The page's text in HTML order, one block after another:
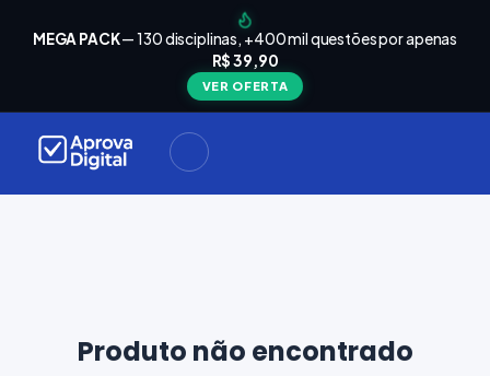
MEGA PACK— 130 disciplinas, +400 mil questões por apenas
R$ 39,90
VER OFERTA
Produto não encontrado
Seu
loja e